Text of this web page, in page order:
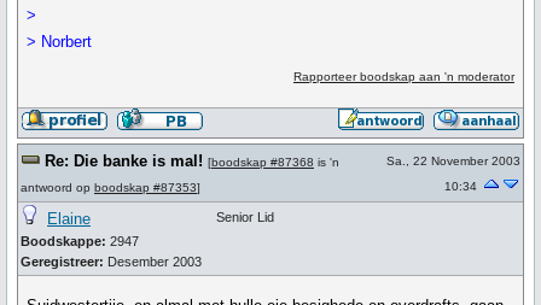
>
> Norbert
Rapporteer boodskap aan 'n moderator
Re: Die banke is mal! [boodskap #87368 is 'n
antwoord op boodskap #87353]
Sa., 22 November 2003
10:34
Elaine
Boodskappe: 2947
Geregistreer: Desember 2003
Senior Lid